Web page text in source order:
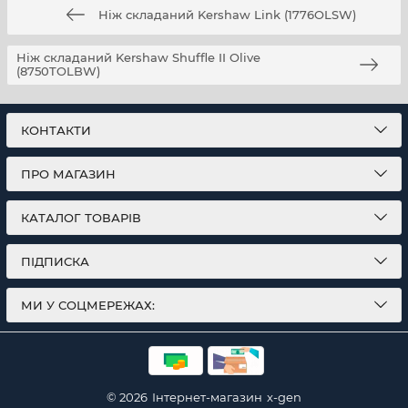
сценарію використання; уникайте перегріву
різальної кромки.
Перевіряйте та, за потреби, підтягайте гвинти
руків’я й кліпси з помірним зусиллям.
Таблиця технічних характеристик
Характеристика Значення
Артикул
Clip Point (модифікований
Ніж складаний Kershaw Link (1776OLSW)
Ніж складаний Kershaw Shuffle II Olive
(8750TOLBW)
КОНТАКТИ
ПРО МАГАЗИН
КАТАЛОГ ТОВАРІВ
ПІДПИСКА
МИ У СОЦМЕРЕЖАХ:
© 2026 Інтернет-магазин x-gen